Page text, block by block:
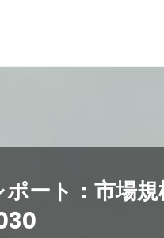
ート：市場